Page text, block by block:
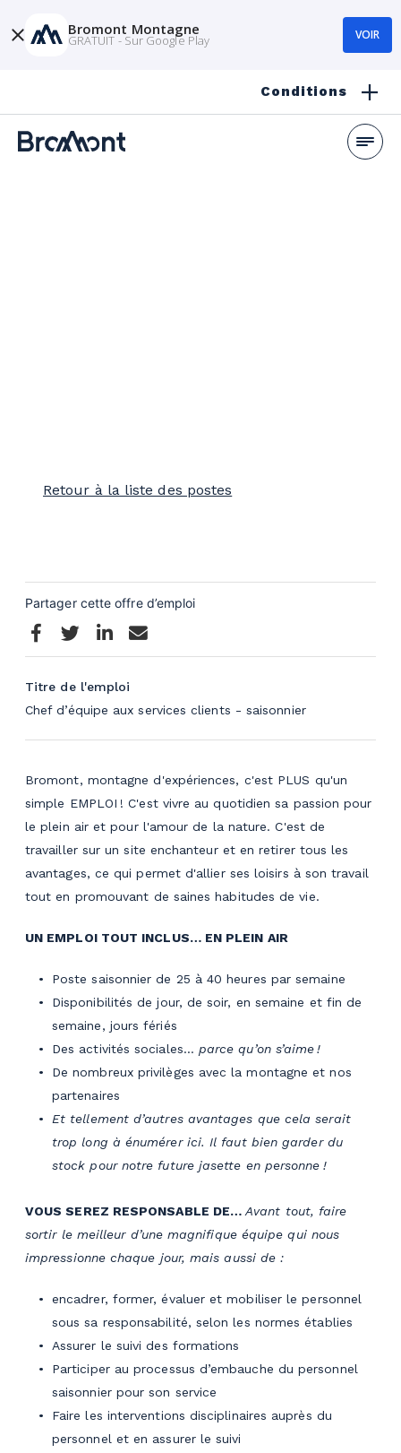
Conditions
Retour à la liste des postes
Titre de l'emploi
Chef d’équipe aux services clients - saisonnier
Bromont, montagne d'expériences, c'est PLUS qu'un
simple EMPLOI ! C'est vivre au quotidien sa passion pour
le plein air et pour l'amour de la nature. C'est de
travailler sur un site enchanteur et en retirer tous les
avantages, ce qui permet d'allier ses loisirs à son travail
tout en promouvant de saines habitudes de vie.
UN EMPLOI TOUT INCLUS… EN PLEIN AIR
Poste saisonnier de 25 à 40 heures par semaine
Disponibilités de jour, de soir, en semaine et fin de
semaine, jours fériés
Des activités sociales… parce qu’on s’aime !
De nombreux privilèges avec la montagne et nos
partenaires
Et tellement d’autres avantages que cela serait
trop long à énumérer ici. Il faut bien garder du
stock pour notre future jasette en personne !
VOUS SEREZ RESPONSABLE DE…Avant tout, faire
sortir le meilleur d’une magnifique équipe qui nous
impressionne chaque jour, mais aussi de :
encadrer, former, évaluer et mobiliser le personnel
sous sa responsabilité, selon les normes établies
Assurer le suivi des formations
Participer au processus d’embauche du personnel
saisonnier pour son service
Faire les interventions disciplinaires auprès du
personnel et en assurer le suivi
Bromont Montagne
GRATUIT - Sur Google Play VOIR